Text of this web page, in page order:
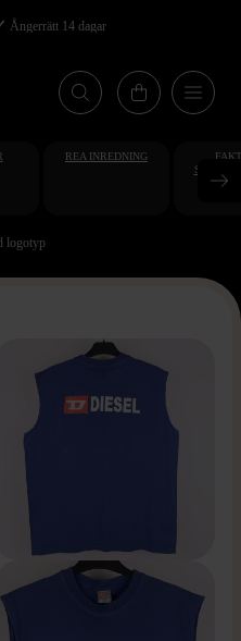
Ångerrätt 14 dagar
REA INREDNING
logotyp